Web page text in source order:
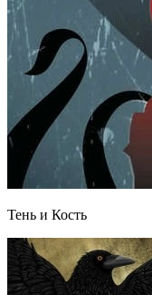
Тень и Кость